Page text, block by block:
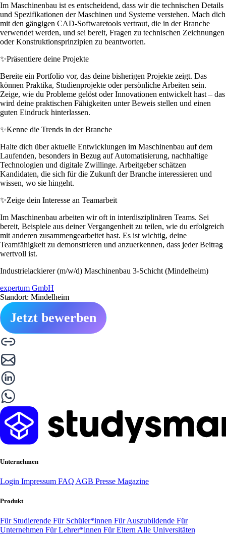
Im Maschinenbau ist es entscheidend, dass wir die technischen Details
und Spezifikationen der Maschinen und Systeme verstehen. Mach dich
mit den gängigen CAD-Softwaretools vertraut, die in der Branche
verwendet werden, und sei bereit, Fragen zu technischen Zeichnungen
oder Konstruktionsprinzipien zu beantworten.
✨Präsentiere deine Projekte
Bereite ein Portfolio vor, das deine bisherigen Projekte zeigt. Das
können Praktika, Studienprojekte oder persönliche Arbeiten sein.
Zeige, wie du Probleme gelöst oder Innovationen entwickelt hast – das
wird deine praktischen Fähigkeiten unter Beweis stellen und einen
guten Eindruck hinterlassen.
✨Kenne die Trends in der Branche
Halte dich über aktuelle Entwicklungen im Maschinenbau auf dem
Laufenden, besonders in Bezug auf Automatisierung, nachhaltige
Technologien und digitale Zwillinge. Arbeitgeber schätzen
Kandidaten, die sich für die Zukunft der Branche interessieren und
wissen, wo sie hingeht.
✨Zeige dein Interesse an Teamarbeit
Im Maschinenbau arbeiten wir oft in interdisziplinären Teams. Sei
bereit, Beispiele aus deiner Vergangenheit zu teilen, wie du erfolgreich
mit anderen zusammengearbeitet hast. Es ist wichtig, deine
Teamfähigkeit zu demonstrieren und anzuerkennen, dass jeder Beitrag
wertvoll ist.
Industrielackierer (m/w/d) Maschinenbau 3-Schicht (Mindelheim)
expertum GmbH
Standort: Mindelheim
Jetzt bewerben
Unternehmen
Login Impressum FAQ AGB Presse Magazine
Produkt
Für Studierende Für Schüler*innen Für Auszubildende Für
Unternehmen Für Lehrer*innen Für Eltern Alle Universitäten